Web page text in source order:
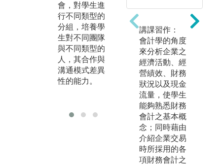
會，對學生進
行不同類型的
分組，培養學
生對不同團隊
與不同類型的
人，其合作與
溝通模式差異
性的能力。
關理論與理財
規劃進行深入
探討與剖析，
協助同學了解
理論發展的基
礎與沿革，並
養成對金融產
業變動的敏感
度。
講課習作：
會計學的角度
來分析企業之
經濟活動、經
營績效、財務
狀況以及現金
流量，使學生
能夠熟悉財務
會計之基本概
念；同時藉由
介紹企業交易
時所採用的各
項財務會計之